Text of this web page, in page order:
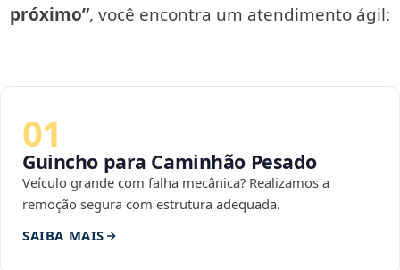
próximo”, você encontra um atendimento ágil:
01
Guincho para Caminhão Pesado
Veículo grande com falha mecânica? Realizamos a
remoção segura com estrutura adequada.
SAIBA MAIS